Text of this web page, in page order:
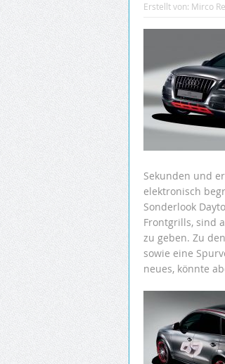
Erstellt von: Mirco
Sekunden und
elektronisch
Sonderlook
Frontgrills, sind
zu geben. Zu
sowie eine
neues, könnte